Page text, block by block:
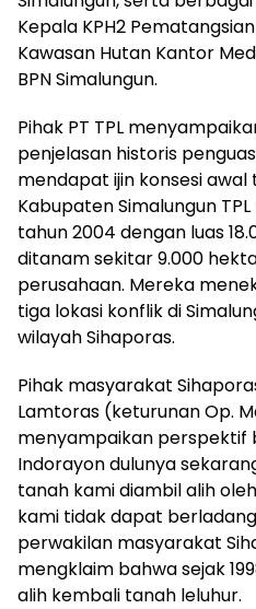
Kepala KPH2
Kawasan Hutan Kantor
BPN Simalungun.
Pihak PT TPL
penjelasan historis
mendapat ijin konsesi awal
Kabupaten Simalungun TPL
tahun 2004 dengan luas
ditanam sekitar 9.000
perusahaan. Mereka
tiga lokasi konflik di
wilayah Sihaporas.
Pihak masyarakat
Lamtoras (keturunan Op.
menyampaikan perspektif
Indorayon dulunya
tanah kami diambil alih
kami tidak dapat
perwakilan masyarakat
mengklaim bahwa sejak
alih kembali tanah leluhur.